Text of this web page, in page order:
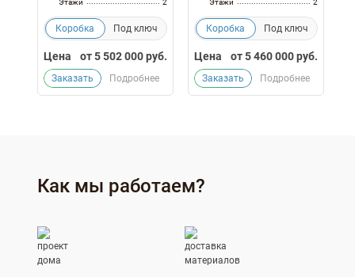
Этажи
2
Коробка Под ключ
Цена от5 502 000руб.
Заказать Подробнее
Этажи
2
Коробка Под ключ
Цена от5 460 000руб.
Заказать Подробнее
Как мы работаем?